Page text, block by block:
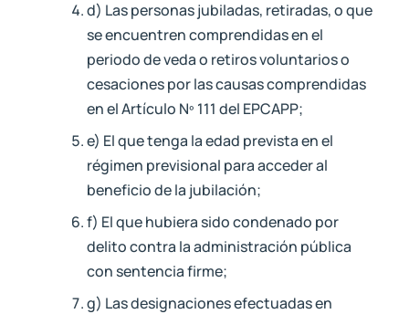
d) Las personas jubiladas, retiradas, o que
se encuentren comprendidas en el
periodo de veda o retiros voluntarios o
cesaciones por las causas comprendidas
en el Artículo Nº 111 del EPCAPP;
e) El que tenga la edad prevista en el
régimen previsional para acceder al
beneficio de la jubilación;
f) El que hubiera sido condenado por
delito contra la administración pública
con sentencia firme;
g) Las designaciones efectuadas en